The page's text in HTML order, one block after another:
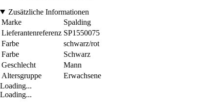
Zusätzliche Informationen
Marke
Spalding
Lieferantenreferenz SP1550075
Farbe
schwarz/rot
Farbe
Schwarz
Geschlecht
Mann
Altersgruppe
Erwachsene
Loading...
Loading...